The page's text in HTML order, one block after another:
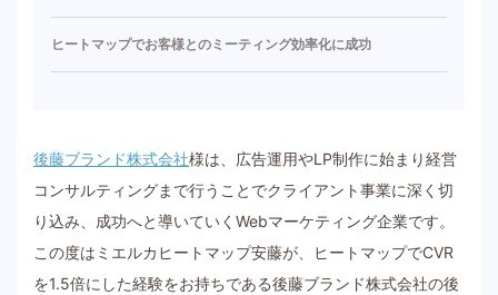
ヒートマップでお客様とのミーティング効率化に成功
後藤ブランド株式会社様は、広告運用やLP制作に始まり経営
コンサルティングまで行うことでクライアント事業に深く切
り込み、成功へと導いていくWebマーケティング企業です。
この度はミエルカヒートマップ安藤が、ヒートマップでCVR
を1.5倍にした経験をお持ちである後藤ブランド株式会社の後